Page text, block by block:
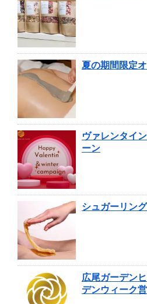
夏の期間限定
ヴァレンタイ
ーン
シュガーリン
広尾ガーデン
デンウィーク